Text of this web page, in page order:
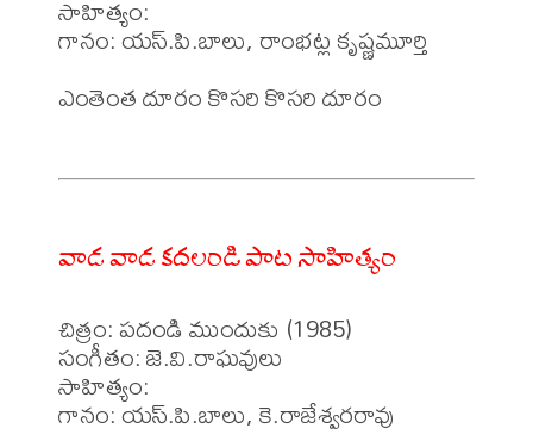
సాహిత్యం:
గానం: యస్.పి.బాలు, రాంభట్ల కృష్ణమూర్తి
ఎంతెంత దూరం కొసరి కొసరి దూరం
వాడ వాడ కదలండి పాట సాహిత్యం
చిత్రం: పదండి ముందుకు (1985)
సంగీతం: జె.వి.రాఘవులు
సాహిత్యం:
గానం: యస్.పి.బాలు, కె.రాజేశ్వరరావు